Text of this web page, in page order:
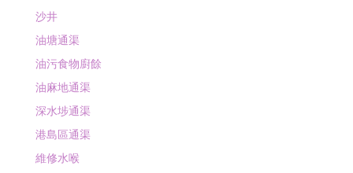
沙井
油塘通渠
油污食物廚餘
油麻地通渠
深水埗通渠
港島區通渠
維修水喉